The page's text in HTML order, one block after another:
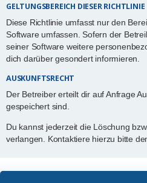
GELTUNGSBEREICH DIESER RICHTLINIE
Diese Richtlinie umfasst nur den
Software umfassen. Sofern der
seiner Software weitere
dich darüber gesondert informieren.
AUSKUNFTSRECHT
Der Betreiber erteilt dir auf Anfrage
gespeichert sind.
Du kannst jederzeit die Löschung
verlangen. Kontaktiere hierzu bitte